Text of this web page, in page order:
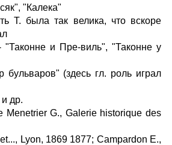
"Калека"
Т. была так велика, что вскоре
"Таконне и Пре-виль", "Таконне у
бульваров" (здесь гл. роль играл
др.
Menetrier G., Galerie historique des
Lyon, 1869 1877; Campardon E.,